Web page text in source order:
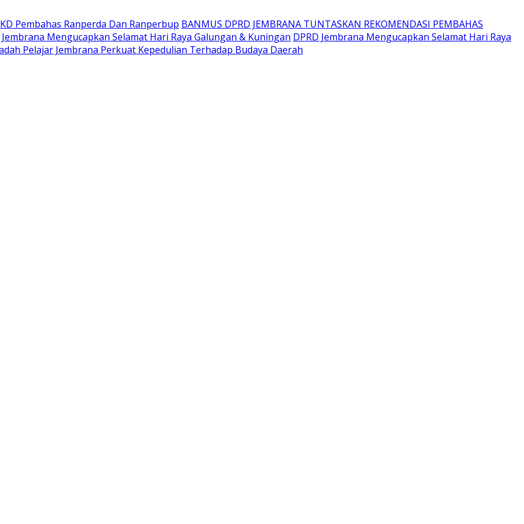
Pembahas Ranperda Dan Ranperbup BANMUS DPRD JEMBRANA TUNTASKAN REKOMENDASI PEMBAHAS
Mengucapkan Selamat Hari Raya Galungan & Kuningan DPRD Jembrana Mengucapkan Selamat Hari Raya
Pelajar Jembrana Perkuat Kepedulian Terhadap Budaya Daerah